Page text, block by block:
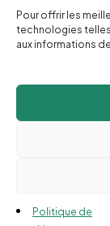
Pour offrir les
technologies
aux informations
Politique de